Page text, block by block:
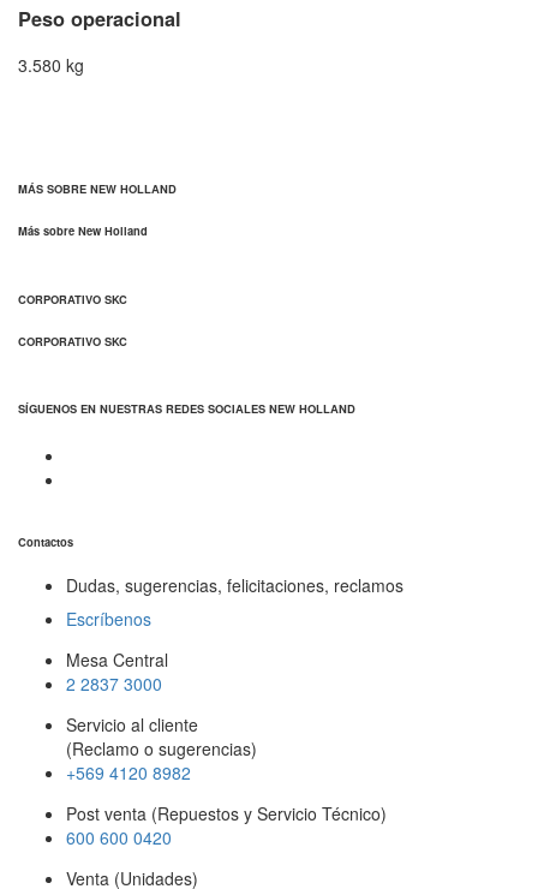
Peso operacional
3.580 kg
MÁS SOBRE NEW HOLLAND
Más sobre New Holland
CORPORATIVO SKC
CORPORATIVO SKC
SÍGUENOS EN NUESTRAS REDES SOCIALES NEW HOLLAND
Contactos
Dudas, sugerencias, felicitaciones, reclamos
Escríbenos
Mesa Central
2 2837 3000
Servicio al cliente
(Reclamo o sugerencias)
+569 4120 8982
Post venta (Repuestos y Servicio Técnico)
600 600 0420
Venta (Unidades)